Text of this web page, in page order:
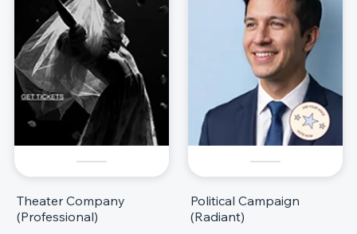
Theater Company
(Professional)
Political Campaign
(Radiant)